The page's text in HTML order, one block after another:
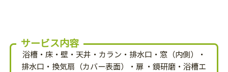
サービス内容
浴槽・床・壁・天井・カラン・排水口・窓（内側）・
排水口・換気扇（カバー表面）・扉 ・鏡研磨・浴槽エ